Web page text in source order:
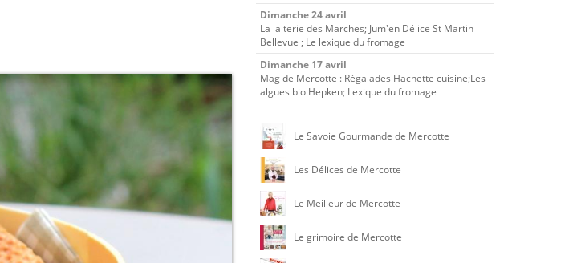
Dimanche 24 avril
La laiterie des Marches; Jum'en Délice St Martin
Bellevue ; Le lexique du fromage
Dimanche 17 avril
Mag de Mercotte : Régalades Hachette cuisine;Les
algues bio Hepken; Lexique du fromage
Le Savoie Gourmande de Mercotte
Les Délices de Mercotte
Le Meilleur de Mercotte
Le grimoire de Mercotte